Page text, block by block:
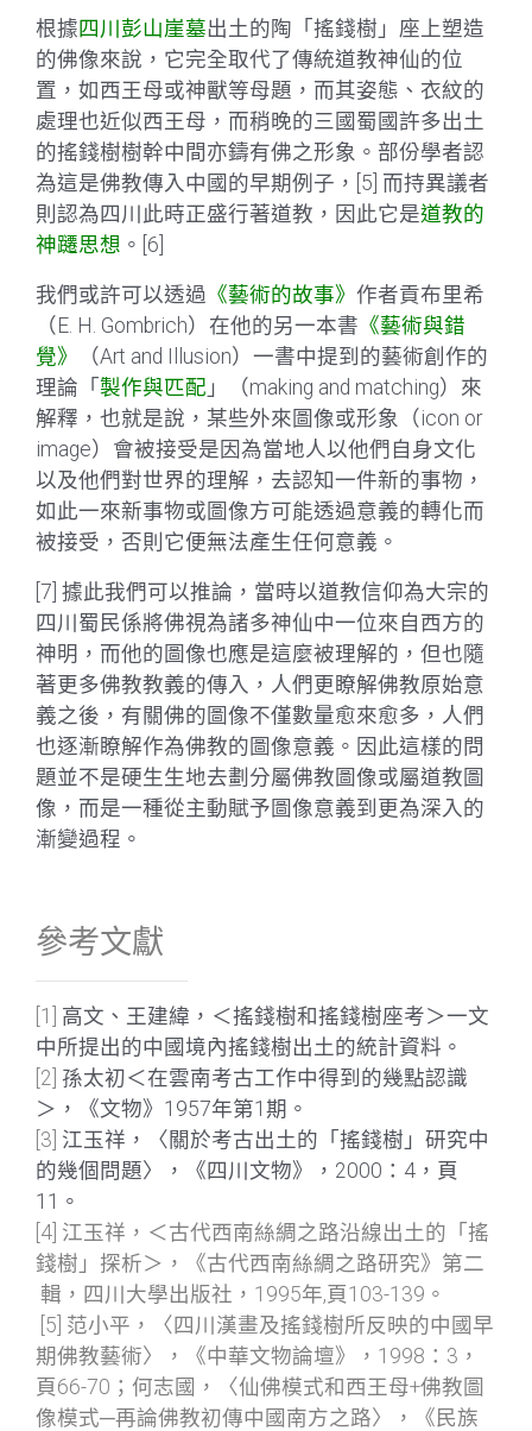
根據四川彭山崖墓出土的陶「搖錢樹」座上塑造
的佛像來說，它完全取代了傳統道教神仙的位
置，如西王母或神獸等母題，而其姿態、衣紋的
處理也近似西王母，而稍晚的三國蜀國許多出土
的搖錢樹樹幹中間亦鑄有佛之形象。部份學者認
為這是佛教傳入中國的早期例子，[5] 而持異議者
則認為四川此時正盛行著道教，因此它是道教的
神躚思想 。[6]
我們或許可以透過 《藝術的故事》 作者貢布里希
（E. H. Gombrich）在他的另一本書 《藝術與錯
覺》
（Art and Illusion）一書中提到的藝術創作的
理論「製作與匹配 」（making and matching）來
解釋，也就是說，某些外來圖像或形象（icon or
image）會被接受是因為當地人以他們自身文化
以及他們對世界的理解，去認知一件新的事物，
如此一來新事物或圖像方可能透過意義的轉化而
被接受，否則它便無法產生任何意義。
[7] 據此我們可以推論，當時以道教信仰為大宗的
四川蜀民係將佛視為諸多神仙中一位來自西方的
神明，而他的圖像也應是這麼被理解的，但也隨
著更多佛教教義的傳入，人們更瞭解佛教原始意
義之後，有關佛的圖像不僅數量愈來愈多，人們
也逐漸瞭解作為佛教的圖像意義。因此這樣的問
題並不是硬生生地去劃分屬佛教圖像或屬道教圖
像，而是一種從主動賦予圖像意義到更為深入的
漸變過程。
參考文獻
[1]
高文、王建緯，＜搖錢樹和搖錢樹座考＞一文
中所提出的中國境內搖錢樹出土的統計資料。
[2] 孫太初＜在雲南考古工作中得到的幾點認識
＞，《文物》1957年第1期。
[3] 江玉祥，〈關於考古出土的「搖錢樹」研究中
的幾個問題〉，《四川文物》，2000：4，頁
11。
[4] 江玉祥，＜古代西南絲綢之路沿線出土的「搖
錢樹」探析＞，《古代西南絲綢之路研究》第二
輯，四川大學出版社，1995年,頁103-139。
[5] 范小平，〈四川漢畫及搖錢樹所反映的中國早
期佛教藝術〉，《中華文物論壇》，1998：3，
頁66-70；何志國，〈仙佛模式和西王母+佛教圖
像模式─再論佛教初傳中國南方之路〉，《民族